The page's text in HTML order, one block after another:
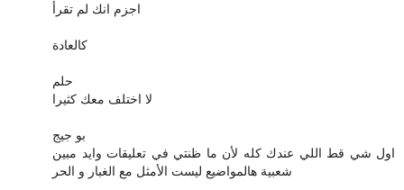
اجزم انك لم تقرأ
كالعادة
حلم
لا اختلف معك كثيرا
بو جيج
اول شي قط اللي عندك كله لأن ما ظنتي في تعليقات وايد مبين
شعبية هالمواضيع ليست الأمثل مع الغبار و الحر